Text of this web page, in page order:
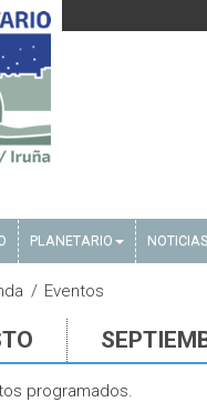
PLANETARIO NOTICIAS
Eventos
programados.